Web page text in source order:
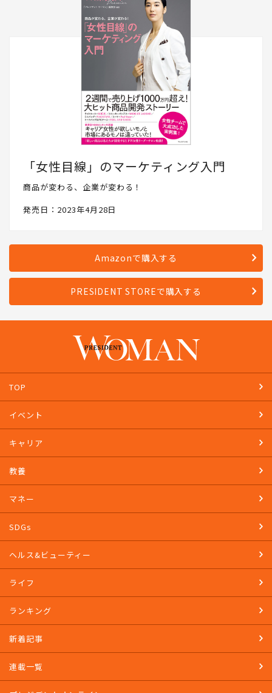
「女性目線」のマーケティング入門
商品が変わる、企業が変わる！
発売日：2023年4月28日
Amazonで購入する
PRESIDENT STOREで購入する
TOP
イベント
キャリア
教養
マネー
SDGs
ヘルス&ビューティー
ライフ
ランキング
新着記事
連載一覧